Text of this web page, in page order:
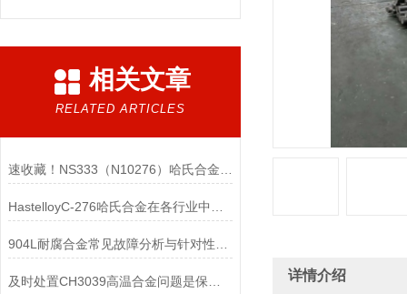
相关文章
RELATED ARTICLES
详情介绍